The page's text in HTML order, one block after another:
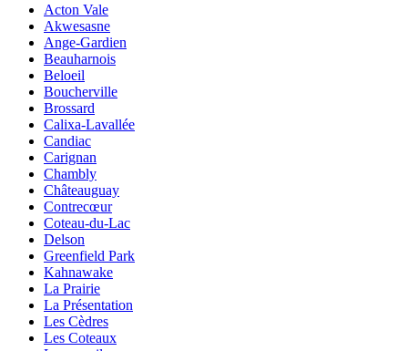
Acton Vale
Akwesasne
Ange-Gardien
Beauharnois
Beloeil
Boucherville
Brossard
Calixa-Lavallée
Candiac
Carignan
Chambly
Châteauguay
Contrecœur
Coteau-du-Lac
Delson
Greenfield Park
Kahnawake
La Prairie
La Présentation
Les Cèdres
Les Coteaux